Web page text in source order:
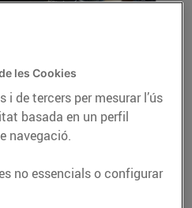
amanida marinera
Penedès, del Baix
totes les seves
les Cookies
de tercers per mesurar l’ús
basada en un perfil
navegació.
no essencials o configurar